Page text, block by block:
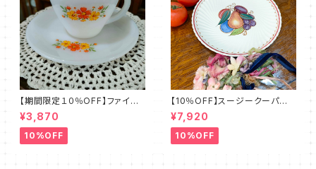
【期間限定１０％OFF】ファイア
ーキング・フラワー・カップ＆ソー
サー（FKFW0001）
¥3,870
10%OFF
【10％OFF】スージークーパー・
フルーツモチーフ・プレート（スパ
イラル）SCFM0029
¥7,920
10%OFF